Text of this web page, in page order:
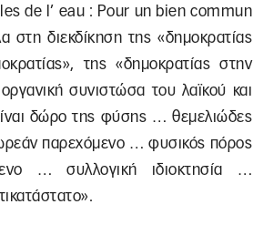
de l’ eau : Pour un bien commun
στη διεκδίκηση της «δημοκρατίας
της «δημοκρατίας στην
συνιστώσα του λαϊκού και
δώρο της φύσης … θεμελιώδες
παρεχόμενο … φυσικός πόρος
… συλλογική ιδιοκτησία …